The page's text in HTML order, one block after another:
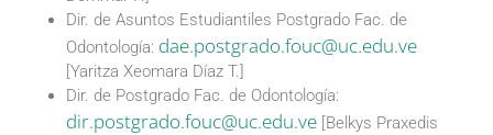
Dir. de Asuntos Estudiantiles Postgrado Fac. de
Odontología: dae.postgrado.fouc@uc.edu.ve
[Yaritza Xeomara Díaz T.]
Dir. de Postgrado Fac. de Odontología:
dir.postgrado.fouc@uc.edu.ve [Belkys Praxedis